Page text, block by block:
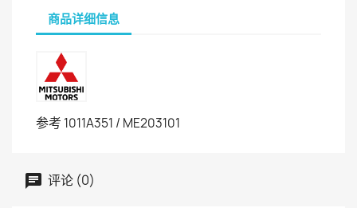
商品详细信息
参考 1011A351 / ME203101
评论 (0)